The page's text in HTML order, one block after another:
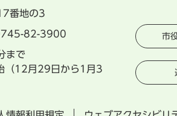
番地の3
82-3900
まで
（12月29日から1月3
市